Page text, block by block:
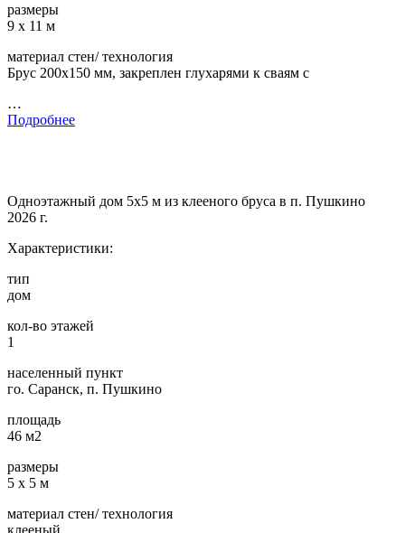
размеры
9 х 11 м
материал стен/ технология
Брус 200х150 мм, закреплен глухарями к сваям с
…
Подробнее
Одноэтажный дом 5х5 м из клееного бруса в п. Пушкино
2026 г.
Характеристики:
тип
дом
кол-во этажей
1
населенный пункт
го. Саранск, п. Пушкино
площадь
46 м2
размеры
5 х 5 м
материал стен/ технология
клееный